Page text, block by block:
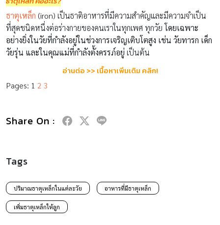
ธาตุเหล็ก (iron) เป็นธาติอาหารที่มีความสำคัญและมีความจำเป็น
ที่สุดชนิดหนึ่งต่อร่างกายของคนเราในทุกเพศ ทุกวัยโดยเฉพาะ
อย่างยิ่งในวัยที่กำลังอยู่ในช่วงการเจริญเติบโตสูง เช่น วัยทารก เด็ก
วัยรุ่น และในคุณแม่ที่กำลังตั้งครรภ์อยู่ เป็นต้น
อ่านต่อ >> เนื้อหาเพิ่มเติม คลิก!
Pages: 1 2 3
Share On :
Tags
ปริมาณธาตุเหล็กในแต่ละวัย อาหารที่มีธาตุเหล็ก
เพิ่มธาตุเหล็กให้ลูก